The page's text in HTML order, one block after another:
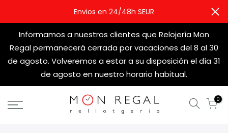
Envios en 24/48h SEUR
Informamos a nuestros clientes que Relojería Mon
Regal permanecerá cerrada por vacaciones del 8 al 30
de agosto. Volveremos a estar a su disposición el día 31
de agosto en nuestro horario habitual.
0